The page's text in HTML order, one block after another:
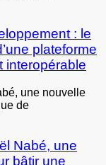
: le
plateforme
interopérable
Nabé, une
bâtir une